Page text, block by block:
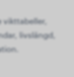
livslängd,